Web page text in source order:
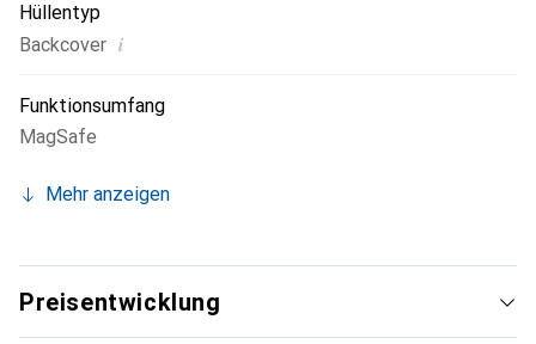
Hüllentyp
Backcover i
Funktionsumfang
MagSafe
Mehr anzeigen
Preisentwicklung